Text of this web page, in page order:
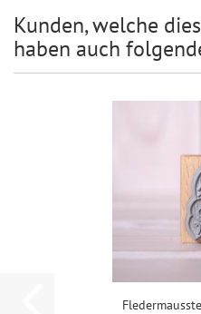
Kunden, welche
haben auch